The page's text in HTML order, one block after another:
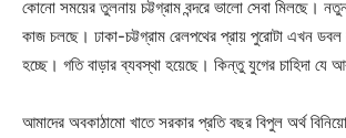
কোনো সময়ের তুলনায় চট্টগ্রাম বন্দরে ভালো সেবা মিলছে।
কাজ চলছে। ঢাকা-চট্টগ্রাম রেলপথের প্রায় পুরোটা এখন
হচ্ছে। গতি বাড়ার ব্যবস্থা হয়েছে। কিন্তু যুগের চাহিদা যে
আমাদের অবকাঠামো খাতে সরকার প্রতি বছর বিপুল অর্থ